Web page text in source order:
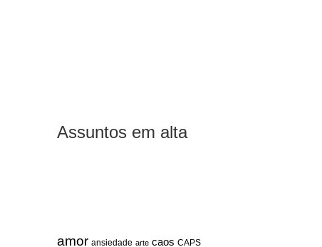
Assuntos em alta
amor ansiedade arte caos CAPS